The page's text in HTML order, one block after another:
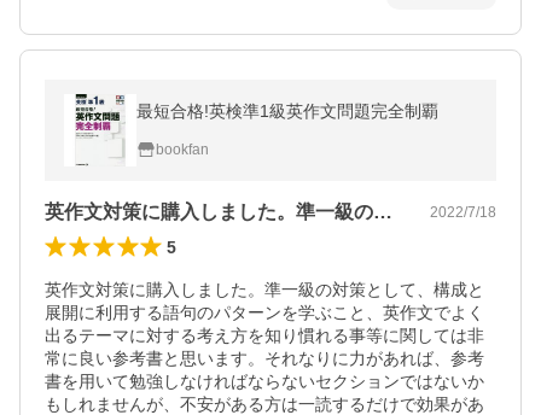
最短合格!英検準1級英作文問題完全制覇
bookfan
英作文対策に購入しました。準一級の対策… 2022/7/18
5
英作文対策に購入しました。準一級の対策として、構成と
展開に利用する語句のパターンを学ぶこと、英作文でよく
出るテーマに対する考え方を知り慣れる事等に関しては非
常に良い参考書と思います。それなりに力があれば、参考
書を用いて勉強しなければならないセクションではないか
もしれませんが、不安がある方は一読するだけで効果があ